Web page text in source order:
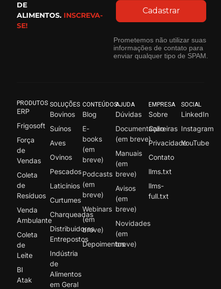
DE
ALIMENTOS. INSCREVA-
SE!
Cadastrar
Prometemos não utilizar suas
informações de contato para
enviar qualquer tipo de SPAM.
PRODUTOS
ERP
Frigosoft
Força
de
Vendas
Coleta
de
Resíduos
Venda
Ambulante
Coleta
de
Leite
BI
Atak
SOLUÇÕES
Bovinos
Suínos
Aves
Ovinos
Pescados
Laticínios
Curtumes
Charqueadas
Distribuidores
Entrepostos
Indústria
de
Alimentos
em Geral
CONTEÚDOS
Blog
E-
books
(em
breve)
Podcasts
(em
breve)
Webinars
(em
breve)
Depoimentos
AJUDA
Dúvidas
Documentação
(em breve)
Manuais
(em
breve)
Avisos
(em
breve)
Novidades
(em
breve)
EMPRESA
Sobre
Carreiras
Privacidade
Contato
llms.txt
llms-
full.txt
SOCIAL
LinkedIn
Instagram
YouTube